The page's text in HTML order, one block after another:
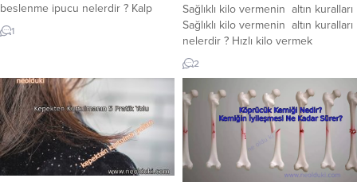
beslenme ipucu nelerdir ? Kalp
sağlığınızı korumak için
kolesterolünüze dikkat edin. Gün
düşünüyorsanız yarın daha sağlıklı
bir güne başlayın. Kalbinizi
korumak için 10 beslenme ipucu
Kalp Sağlığı Hususları Kalp
hastalığınız varsa veya...
1
Sağlıklı kilo vermenin altın kuralları
Sağlıklı kilo vermenin altın kuralları
nelerdir ? Hızlı kilo vermek
teknikleri ? Zayıflamak için yapılması
gerekenler nelerdir ? Yazın ince ve
formda kalmak, göbek
yağlarınızdan kurtulmak ve
sağlığınızdan ödün vermeden kilo
vermek için bu önerilere kulak
verin. Kilo vermek için ne
yapabilirsin ? Yaz aylarında...
2